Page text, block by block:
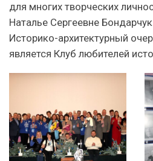
для многих творческих
Наталье Сергеевне
Историко-архитектурный
является Клуб любителей